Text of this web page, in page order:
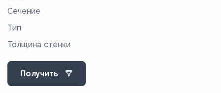
М2РМ
М3
М3М
М3р
Сечение
Тип
Толщина стенки
Получить